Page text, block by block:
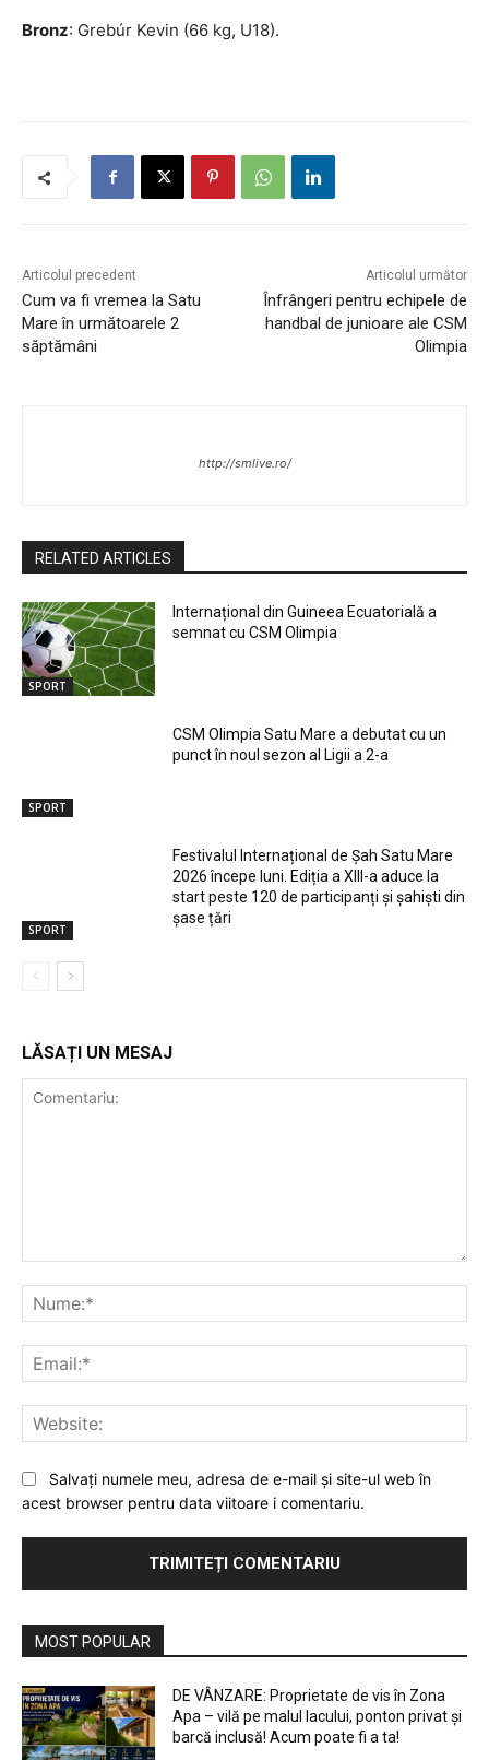
Bronz: Grebúr Kevin (66 kg, U18).
Articolul precedent
Cum va fi vremea la Satu
Mare în următoarele 2
săptămâni
Articolul următor
Înfrângeri pentru echipele de
handbal de junioare ale CSM
Olimpia
http://smlive.ro/
RELATED ARTICLES
SPORT
Internațional din Guineea Ecuatorială a
semnat cu CSM Olimpia
SPORT
CSM Olimpia Satu Mare a debutat cu un
punct în noul sezon al Ligii a 2-a
SPORT
Festivalul Internațional de Șah Satu Mare
2026 începe luni. Ediția a XIII-a aduce la
start peste 120 de participanți și șahiști din
șase țări
LĂSAȚI UN MESAJ
Salvați numele meu, adresa de e-mail și site-ul web în
acest browser pentru data viitoare i comentariu.
MOST POPULAR
DE VÂNZARE: Proprietate de vis în Zona
Apa – vilă pe malul lacului, ponton privat și
barcă inclusă! Acum poate fi a ta!